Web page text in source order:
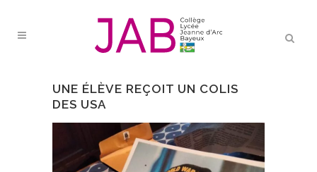
UNE ÉLÈVE REÇOIT UN COLIS
DES USA